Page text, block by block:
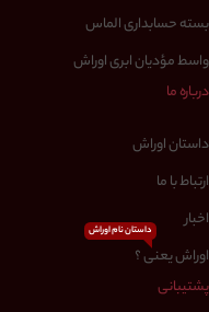
بسته حسابداری الماس
واسط مؤدیان ابری اوراش
درباره ما
داستان اوراش
ارتباط با ما
اخبار
اوراش یعنی ؟
داستان نام اوراش
پشتیبانی